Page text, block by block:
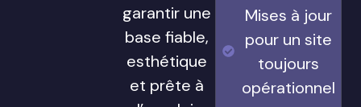
garantir une
base fiable,
esthétique
et prête à
Mises à jour
pour un site
toujours
opérationnel